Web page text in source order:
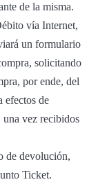
de la misma.
vía Internet,
un formulario
solicitando
por ende, del
efectos de
vez recibidos
de devolución,
Ticket.